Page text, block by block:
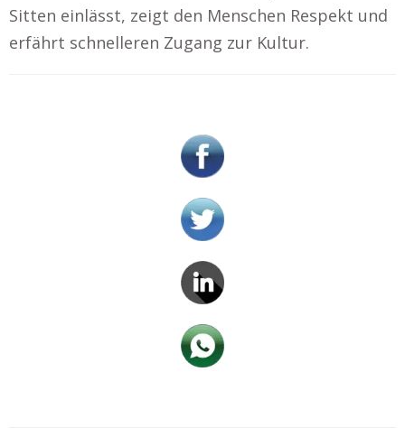
Sitten einlässt, zeigt den Menschen Respekt und
erfährt schnelleren Zugang zur Kultur.